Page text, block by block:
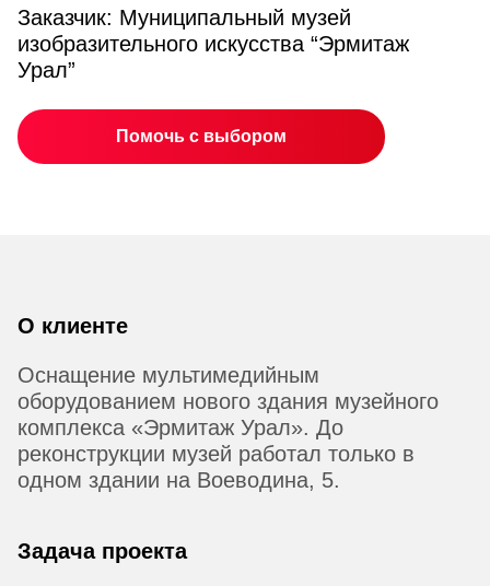
Заказчик: Муниципальный музей
изобразительного искусства “Эрмитаж
Урал”
Помочь с выбором
О клиенте
Оснащение мультимедийным
оборудованием нового здания музейного
комплекса «Эрмитаж Урал». До
реконструкции музей работал только в
одном здании на Воеводина, 5.
Задача проекта